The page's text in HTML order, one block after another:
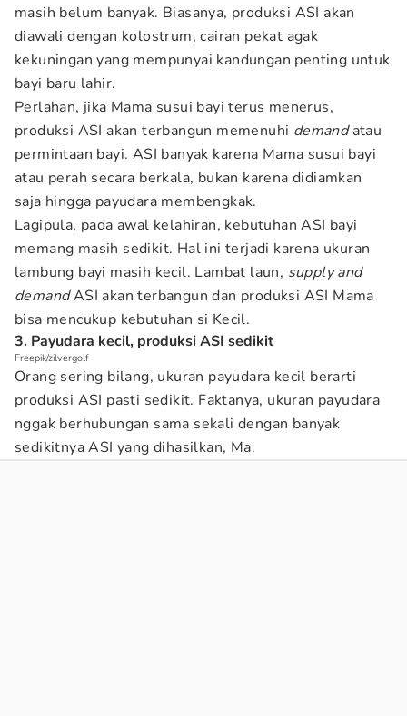
masih belum banyak. Biasanya, produksi ASI akan
diawali dengan kolostrum, cairan pekat agak
kekuningan yang mempunyai kandungan penting untuk
bayi baru lahir.
Perlahan, jika Mama susui bayi terus menerus,
produksi ASI akan terbangun memenuhi demandatau
permintaan bayi. ASI banyak karena Mama susui bayi
atau perah secara berkala, bukan karena didiamkan
saja hingga payudara membengkak.
Lagipula, pada awal kelahiran, kebutuhan ASI bayi
memang masih sedikit. Hal ini terjadi karena ukuran
lambung bayi masih kecil. Lambat laun, supply and
demandASI akan terbangun dan produksi ASI Mama
bisa mencukup kebutuhan si Kecil.
3. Payudara kecil, produksi ASI sedikit
Freepik/zilvergolf
Orang sering bilang, ukuran payudara kecil berarti
produksi ASI pasti sedikit. Faktanya, ukuran payudara
nggak berhubungan sama sekali dengan banyak
sedikitnya ASI yang dihasilkan, Ma.